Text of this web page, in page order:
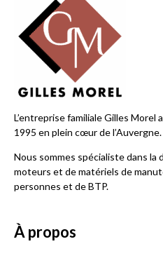
L’entreprise familiale Gilles
1995 en plein cœur de l’Auvergne.
Nous sommes spécialiste dans
moteurs et de matériels de
personnes et de BTP.
À propos